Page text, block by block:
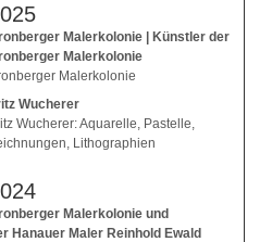
Malerkolonie | Künstler der
Malerkolonie
Malerkolonie
Wucherer
Wucherer: Aquarelle, Pastelle,
Lithographien
Malerkolonie und
Hanauer Maler Reinhold Ewald